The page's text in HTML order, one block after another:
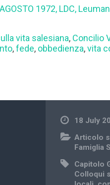
1972, LDC,
vita salesiana, Concilio
,fede, obbedienza,vita
18 July
Articolo
Famiglia
Capitolo
Colloqui